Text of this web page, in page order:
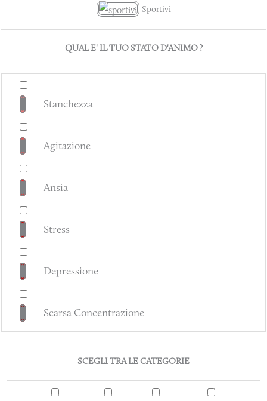
Sportivi
QUAL E' IL TUO STATO D'ANIMO ?
Stanchezza
Agitazione
Ansia
Stress
Depressione
Scarsa Concentrazione
SCEGLI TRA LE CATEGORIE